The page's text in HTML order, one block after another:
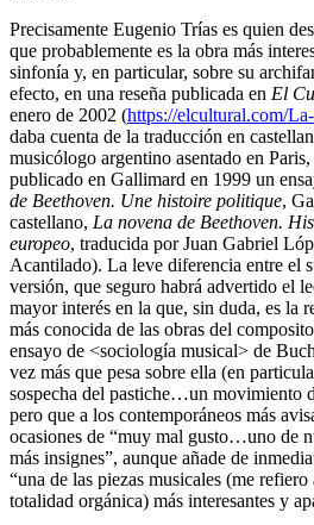
Precisamente Eugenio Trías es quien
que probablemente es la obra más
sinfonía y, en particular, sobre su
efecto, en una reseña publicada en El
enero de 2002 (https://elcultural.com/
daba cuenta de la traducción en
musicólogo argentino asentado en
publicado en Gallimard en 1999 un
de Beethoven. Une histoire politique,
castellano, La novena de Beethoven.
europeo, traducida por Juan Gabriel
Acantilado). La leve diferencia entre el
versión, que seguro habrá advertido el
mayor interés en la que, sin duda, es la
más conocida de las obras del
ensayo de <sociología musical> de
vez más que pesa sobre ella (en
sospecha del pastiche…un movimiento
pero que a los contemporáneos más
ocasiones de “muy mal gusto…uno de
más insignes”, aunque añade de
“una de las piezas musicales (me
totalidad orgánica) más interesantes y